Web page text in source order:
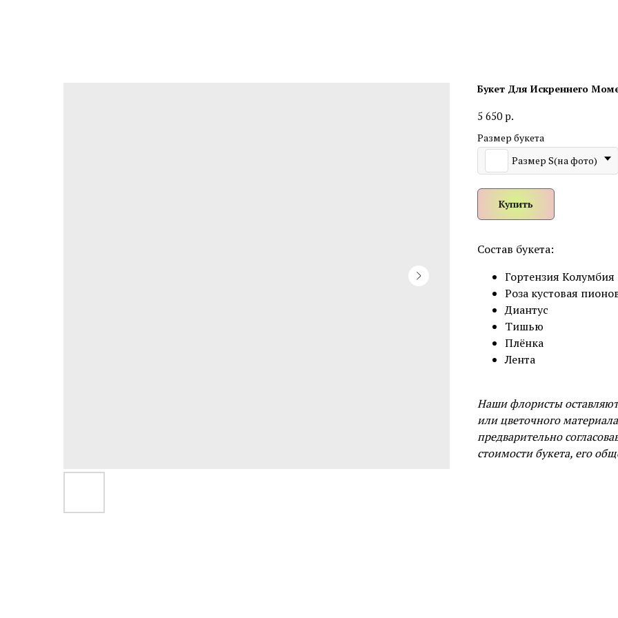
Букет Для Искреннего
5 650 р.
Размер букета
Размер S(на фото)
Купить
Состав букета:
Гортензия Колумбия
Роза кустовая
Диантус
Тишью
Плёнка
Лента
Наши флористы
или цветочного
предварительно
стоимости букета, его